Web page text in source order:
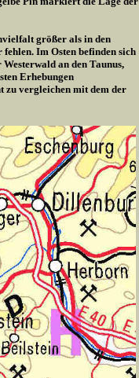
größer als in den
Im Osten befinden sich
an den Taunus,
Erhebungen
zu vergleichen mit dem der